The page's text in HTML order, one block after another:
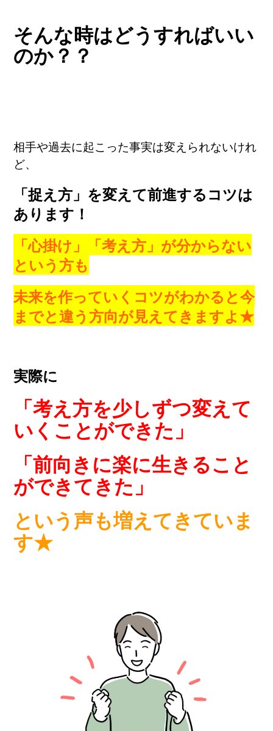
そんな時はどうすればいい
のか？？
相手や過去に起こった事実は変えられないけれ
ど、
「捉え方」を変えて前進するコツは
あります！
「心掛け」「考え方」が分からない
という方も
未来を作っていくコツがわかると今
までと違う方向が見えてきますよ★
実際に
「考え方を少しずつ変えて
いくことができた」
「前向きに楽に生きること
ができてきた」
という声も増えてきていま
す★